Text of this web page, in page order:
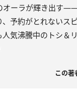
オーラが輝き出す
予約がとれないス
気沸騰中のトシ＆
この